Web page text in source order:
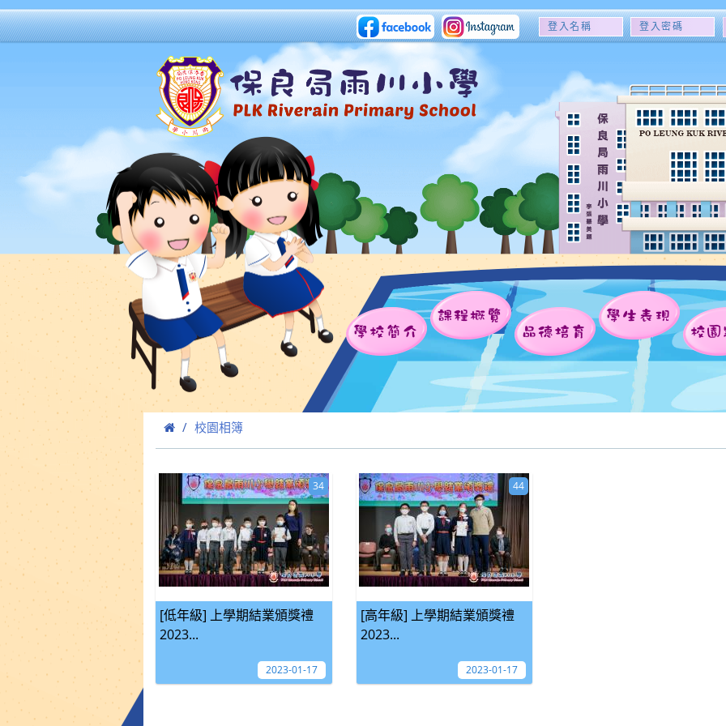
登
名
稱
登
密
碼
學校簡介
課程概覽
品德培育
學生表現
校
校園相簿
[低年級] 上學期結業頒獎禮
2023...
34
2023-01-17
[高年級] 上學期結業頒獎禮
2023...
44
2023-01-17